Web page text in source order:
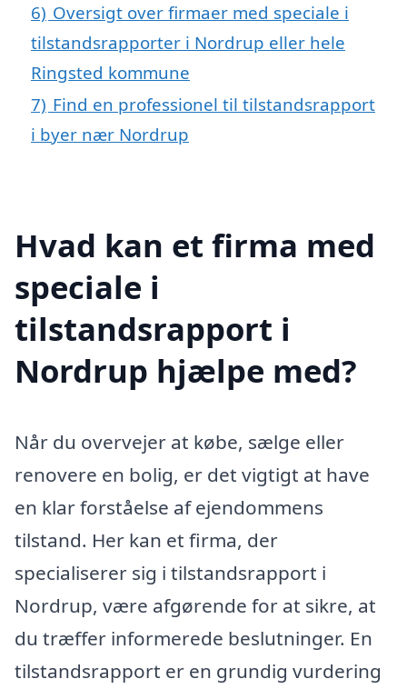
6) Oversigt over firmaer med speciale i
tilstandsrapporter i Nordrup eller hele
Ringsted kommune
7) Find en professionel til tilstandsrapport
i byer nær Nordrup
Hvad kan et firma med
speciale i
tilstandsrapport i
Nordrup hjælpe med?
Når du overvejer at købe, sælge eller
renovere en bolig, er det vigtigt at have
en klar forståelse af ejendommens
tilstand. Her kan et firma, der
specialiserer sig i tilstandsrapport i
Nordrup, være afgørende for at sikre, at
du træffer informerede beslutninger. En
tilstandsrapport er en grundig vurdering